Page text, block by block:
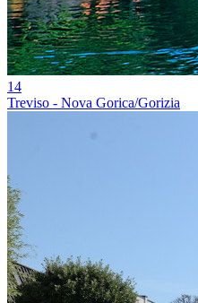
14
Treviso - Nova Gorica/Gorizia